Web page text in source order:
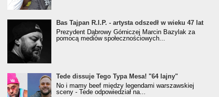
Bas Tajpan R.I.P. - artysta odszedł w wieku 47 lat
Prezydent Dąbrowy Górniczej Marcin Bazylak za
pomocą mediów społecznościowych...
Tede dissuje Tego Typa Mesa! "64 lajny"
No i mamy beef między legendami warszawskiej
sceny - Tede odpowiedział na...